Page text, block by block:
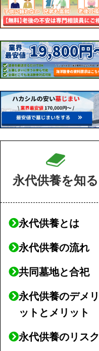
永代供養を知る
永代供養とは
永代供養の流れ
共同墓地と合祀
永代供養のデメリ
ットとメリット
永代供養のリスク